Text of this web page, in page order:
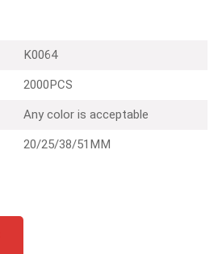
K0064
2000PCS
Any color is acceptable
20/25/38/51MM